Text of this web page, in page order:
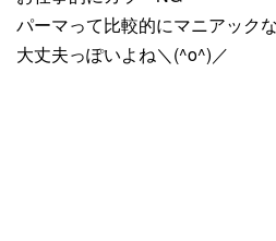
パーマって比較的にマニアック
大丈夫っぽいよね＼(^o^)／